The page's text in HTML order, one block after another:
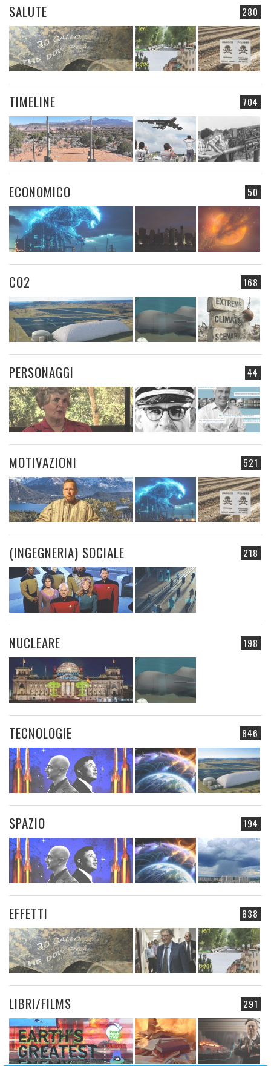
280
SALUTE
704
TIMELINE
50
ECONOMICO
168
CO2
44
PERSONAGGI
521
MOTIVAZIONI
218
(INGEGNERIA) SOCIALE
198
NUCLEARE
846
TECNOLOGIE
194
SPAZIO
838
EFFETTI
291
LIBRI/FILMS